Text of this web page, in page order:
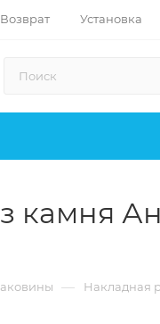
Возврат Установка
камня
— Накладная